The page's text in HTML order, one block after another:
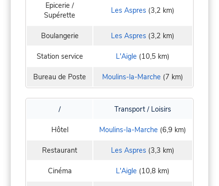
Epicerie /
Supérette
Les Aspres (3,2 km)
Boulangerie Les Aspres (3,2 km)
Station service L'Aigle (10,5 km)
Bureau de Poste Moulins-la-Marche (7 km)
/ Transport / Loisirs
Hôtel Moulins-la-Marche (6,9 km)
Restaurant Les Aspres (3,3 km)
Cinéma L'Aigle (10,8 km)